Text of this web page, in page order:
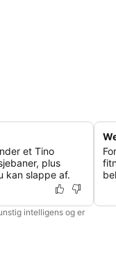
et Tino
plus
kan slappe af.
intelligens og er